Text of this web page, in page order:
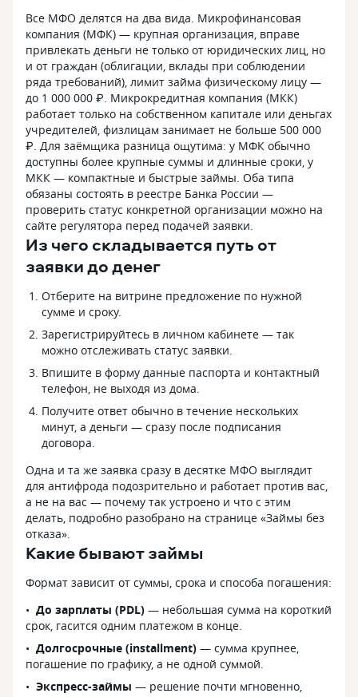
Все МФО делятся на два вида. Микрофинансовая
компания (МФК) — крупная организация, вправе
привлекать деньги не только от юридических лиц, но
и от граждан (облигации, вклады при соблюдении
ряда требований), лимит займа физическому лицу —
до 1 000 000 ₽. Микрокредитная компания (МКК)
работает только на собственном капитале или деньгах
учредителей, физлицам занимает не больше 500 000
₽. Для заёмщика разница ощутима: у МФК обычно
доступны более крупные суммы и длинные сроки, у
МКК — компактные и быстрые займы. Оба типа
обязаны состоять в реестре Банка России —
проверить статус конкретной организации можно на
сайте регулятора перед подачей заявки.
Из чего складывается путь от
заявки до денег
Отберите на витрине предложение по нужной
сумме и сроку.
Зарегистрируйтесь в личном кабинете — так
можно отслеживать статус заявки.
Впишите в форму данные паспорта и контактный
телефон, не выходя из дома.
Получите ответ обычно в течение нескольких
минут, а деньги — сразу после подписания
договора.
Одна и та же заявка сразу в десятке МФО выглядит
для антифрода подозрительно и работает против вас,
а не на вас — почему так устроено и что с этим
делать, подробно разобрано на странице «Займы без
отказа».
Какие бывают займы
Формат зависит от суммы, срока и способа погашения:
До зарплаты (PDL) — небольшая сумма на короткий
срок, гасится одним платежом в конце.
Долгосрочные (installment) — сумма крупнее,
погашение по графику, а не одной суммой.
Экспресс-займы — решение почти мгновенно,